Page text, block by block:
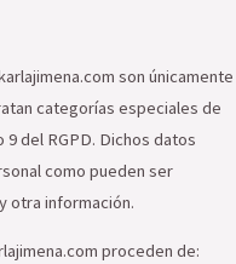
son únicamente
categorías especiales de
del RGPD. Dichos datos
como pueden ser
otra información.
proceden de: